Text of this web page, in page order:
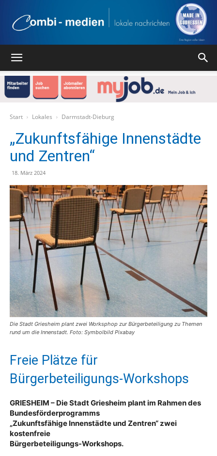
Start Lokales Darmstadt-Dieburg
„Zukunftsfähige Innenstädte
und Zentren“
18. März 2024
Die Stadt Griesheim plant zwei Worksphop zur Bürgerbeteiligung zu Themen
rund um die Innenstadt. Foto: Symbolbild Pixabay
Freie Plätze für
Bürgerbeteiligungs-Workshops
GRIESHEIM – Die Stadt Griesheim plant im Rahmen des
Bundesförderprogramms
„Zukunftsfähige Innenstädte und Zentren“ zwei
kostenfreie
Bürgerbeteiligungs-Workshops.